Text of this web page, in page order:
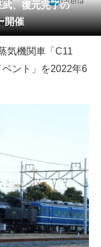
、復元完了の
開催
い。
気機関車「C11
ント」を2022年6